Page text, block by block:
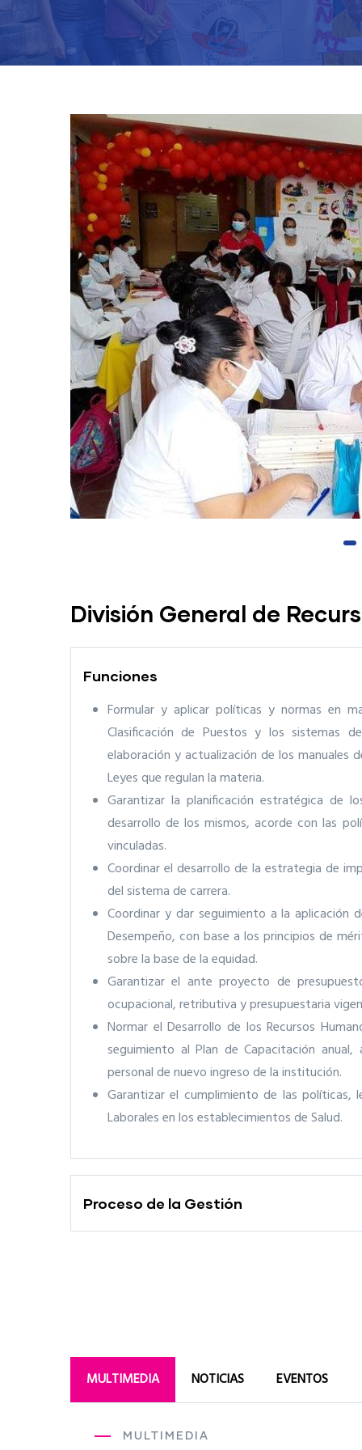
División General de
Funciones
Formular y aplicar políticas y normas en
Clasificación de Puestos y los sistemas
elaboración y actualización de los manuales
Leyes que regulan la materia.
Garantizar la planificación estratégica de
desarrollo de los mismos, acorde con las
vinculadas.
Coordinar el desarrollo de la estrategia de
del sistema de carrera.
Coordinar y dar seguimiento a la aplicación
Desempeño, con base a los principios de
sobre la base de la equidad.
Garantizar el ante proyecto de
ocupacional, retributiva y presupuestaria
Normar el Desarrollo de los Recursos
seguimiento al Plan de Capacitación
personal de nuevo ingreso de la institución.
Garantizar el cumplimiento de las políticas,
Laborales en los establecimientos de Salud.
Proceso de la Gestión
MULTIMEDIA NOTICIAS EVENTOS
MULTIMEDIA